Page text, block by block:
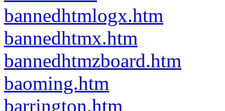
bannedhtmlogx.htm
bannedhtmx.htm
bannedhtmzboard.htm
baoming.htm
barrington.htm